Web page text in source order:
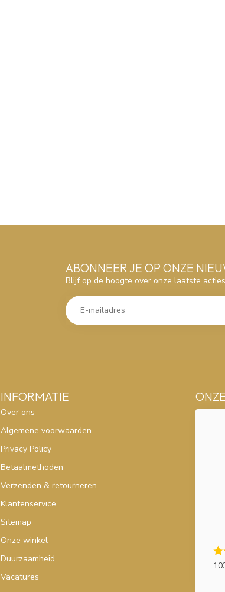
ABONNEER JE OP ONZE
Blijf op de hoogte over onze laatste acties
INFORMATIE
Over ons
Algemene voorwaarden
Privacy Policy
Betaalmethoden
Verzenden & retourneren
Klantenservice
Sitemap
Onze winkel
Duurzaamheid
Vacatures